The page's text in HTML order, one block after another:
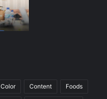
Color Content Foods